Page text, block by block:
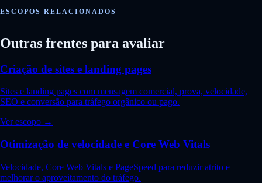
ESCOPOS RELACIONADOS
Outras frentes para avaliar
Criação de sites e landing pages
Sites e landing pages com mensagem comercial, prova, velocidade,
SEO e conversão para tráfego orgânico ou pago.
Ver escopo →
Otimização de velocidade e Core Web Vitals
Velocidade, Core Web Vitals e PageSpeed para reduzir atrito e
melhorar o aproveitamento do tráfego.